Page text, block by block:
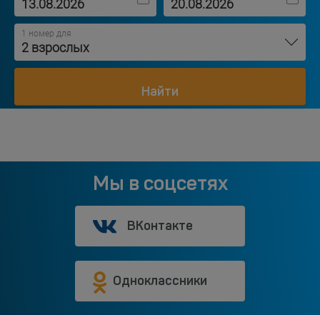
1 номер для
2 взрослых
Найти
Мы в соцсетях
ВКонтакте
Одноклассники